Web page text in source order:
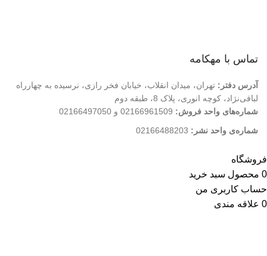
تماس با مهکامه
آدرس دفتر: تهران، میدان انقلاب، خیابان فخر رازی، نرسیده به چهارراه
لبافی‌نژاد، کوچه انوری، پلاک 8، طبقه دوم
شماره‌های واحد فروش: 02166961509 و 02166497050
شماره‌‌ی واحد نشر:
فروشگاه
0 محصول سبد خرید
حساب کاربری من
0 علاقه مندی